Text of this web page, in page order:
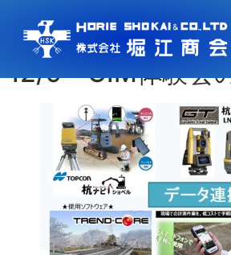
月:2021年11月
12/9 CIM体験会